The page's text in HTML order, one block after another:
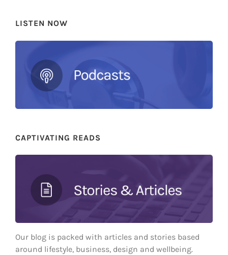
LISTEN NOW
CAPTIVATING READS
Our blog is packed with articles and stories based
around lifestyle, business, design and wellbeing.